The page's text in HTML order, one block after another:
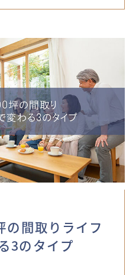
の間取りライフ
3のタイプ